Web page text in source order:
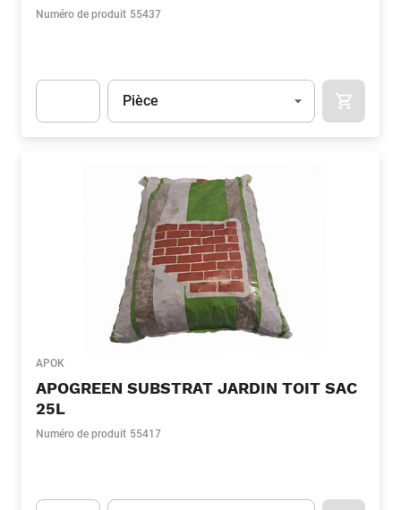
Numéro de produit 55437
Unité
Pièce
APOK
APOGREEN SUBSTRAT JARDIN TOIT SAC
25L
Numéro de produit 55417